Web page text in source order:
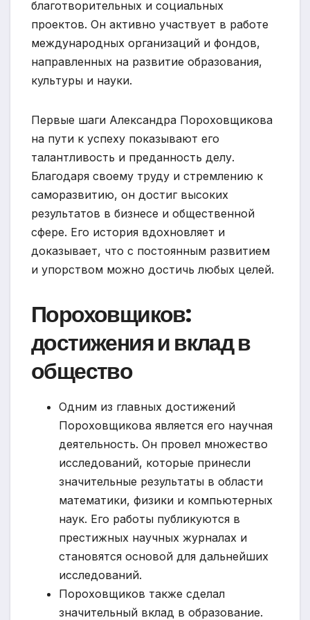
благотворительных и социальных
проектов. Он активно участвует в работе
международных организаций и фондов,
направленных на развитие образования,
культуры и науки.
Первые шаги Александра Пороховщикова
на пути к успеху показывают его
талантливость и преданность делу.
Благодаря своему труду и стремлению к
саморазвитию, он достиг высоких
результатов в бизнесе и общественной
сфере. Его история вдохновляет и
доказывает, что с постоянным развитием
и упорством можно достичь любых целей.
Пороховщиков:
достижения и вклад в
общество
Одним из главных достижений
Пороховщикова является его научная
деятельность. Он провел множество
исследований, которые принесли
значительные результаты в области
математики, физики и компьютерных
наук. Его работы публикуются в
престижных научных журналах и
становятся основой для дальнейших
исследований.
Пороховщиков также сделал
значительный вклад в образование.